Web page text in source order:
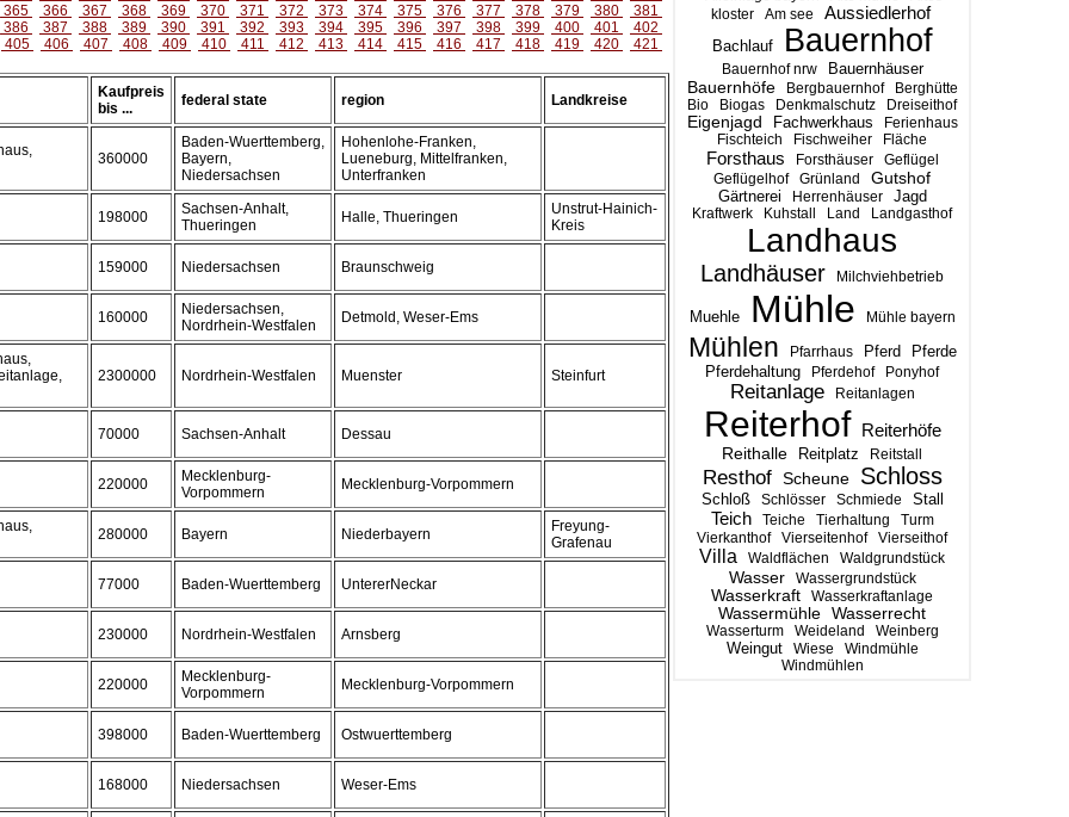
kloster
Am see Aussiedlerhof
Bachlauf Bauernhof
Bauernhof nrw Bauernhäuser
Bauernhöfe Bergbauernhof
Berghütte
Bio
Biogas Denkmalschutz Dreiseithof
Eigenjagd Fachwerkhaus
Ferienhaus
Fischteich
Fischweiher Fläche
Forsthaus Forsthäuser
Geflügel
Geflügelhof
Grünland
Gutshof
Gärtnerei
Herrenhäuser Jagd
Kraftwerk Kuhstall Land Landgasthof
Landhaus
Landhäuser Milchviehbetrieb
Muehle Mühle Mühle bayern
Mühlen Pfarrhaus Pferd Pferde
Pferdehaltung Pferdehof Ponyhof
Reitanlage Reitanlagen
Reiterhof Reiterhöfe
Reithalle Reitplatz Reitstall
Resthof Scheune Schloss
Schloß Schlösser Schmiede Stall
Teich Teiche Tierhaltung
Turm
Vierkanthof
Vierseitenhof Vierseithof
Villa Waldflächen Waldgrundstück
Wasser Wassergrundstück
Wasserkraft Wasserkraftanlage
Wassermühle Wasserrecht
Wasserturm Weideland Weinberg
Weingut Wiese
Windmühle
Windmühlen
365 366 367 368 369 370 371 372 373 374 375 376 377 378 379 380
381
386 387 388 389 390 391 392 393 394 395 396 397 398 399 400 401
402
405 406 407 408 409 410 411 412 413 414 415 416 417 418 419 420 421
Kaufpreis
bis ...
federal state region Landkreise
360000
Baden-Wuerttemberg,
Bayern,
Niedersachsen
Hohenlohe-Franken,
Lueneburg, Mittelfranken,
Unterfranken
198000
Sachsen-Anhalt,
Thueringen
Halle, Thueringen
Unstrut-Hainich-
Kreis
159000 Niedersachsen Braunschweig
160000
Niedersachsen,
Nordrhein-Westfalen
Detmold, Weser-Ems
2300000 Nordrhein-Westfalen Muenster Steinfurt
70000 Sachsen-Anhalt Dessau
220000
Mecklenburg-
Vorpommern
Mecklenburg-Vorpommern
280000 Bayern Niederbayern
Freyung-
Grafenau
77000 Baden-Wuerttemberg UntererNeckar
230000 Nordrhein-Westfalen Arnsberg
220000
Mecklenburg-
Vorpommern
Mecklenburg-Vorpommern
398000 Baden-Wuerttemberg Ostwuerttemberg
168000 Niedersachsen Weser-Ems